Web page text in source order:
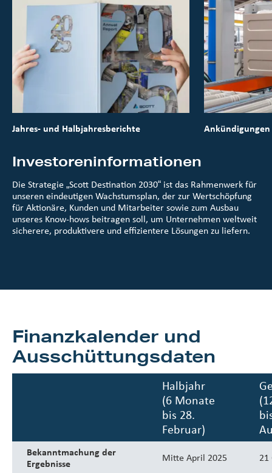
Jahres- und Halbjahresberichte Ankündigungen
Investoreninformationen
Die Strategie „Scott Destination 2030“ ist das Rahmenwerk für
unseren eindeutigen Wachstumsplan, der zur Wertschöpfung
für Aktionäre, Kunden und Mitarbeiter sowie zum Ausbau
unseres Know-hows beitragen soll, um Unternehmen weltweit
sicherere, produktivere und effizientere Lösungen zu liefern.
Finanzkalender und
Ausschüttungsdaten
Halbjahr
(6 Monate
bis 28.
Februar)
Bekanntmachung der
Ergebnisse
Mitte April 2025 21